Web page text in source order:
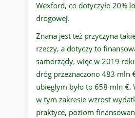
Wexford, co dotyczyło 20%
drogowej.
Znana jest też przyczyna
rzeczy, a dotyczy to
samorządy, więc w 2019
dróg przeznaczono 483 mln
ubiegłym było to 658 mln €.
w tym zakresie wzrost
praktyce, poziom